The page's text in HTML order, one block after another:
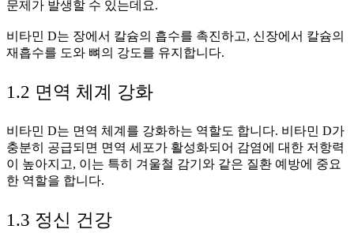
문제가 발생할 수 있는데요.
비타민 D는 장에서 칼슘의 흡수를 촉진하고, 신장에서 칼슘의
재흡수를 도와 뼈의 강도를 유지합니다.
1.2 면역 체계 강화
비타민 D는 면역 체계를 강화하는 역할도 합니다. 비타민 D가
충분히 공급되면 면역 세포가 활성화되어 감염에 대한 저항력
이 높아지고, 이는 특히 겨울철 감기와 같은 질환 예방에 중요
한 역할을 합니다.
1.3 정신 건강